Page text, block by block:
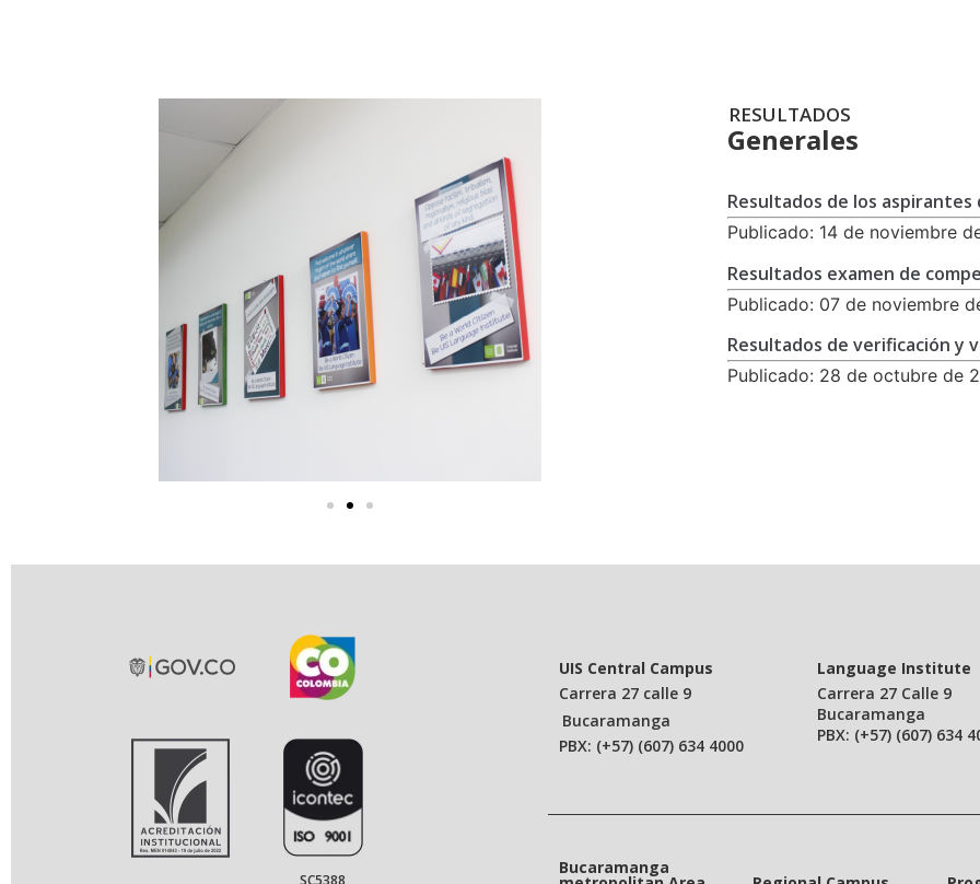
RESULTADOS
Generales
Resultados de los
Publicado: 14 de noviembre
Resultados examen de
Publicado: 07 de noviembre
Resultados de verificación y
Publicado: 28 de octubre de